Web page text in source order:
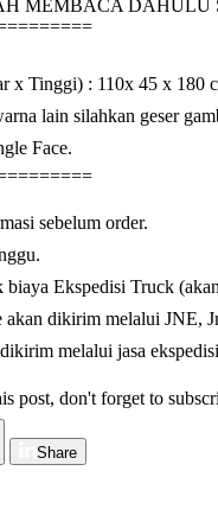
MEMBACA DAHULU
x Tinggi) : 110x 45 x 180
lain silahkan geser
Face.
sebelum order.
biaya Ekspedisi Truck
dikirim melalui JNE,
melalui jasa
post, don't forget to
Share